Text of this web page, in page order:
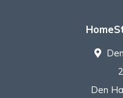
Den